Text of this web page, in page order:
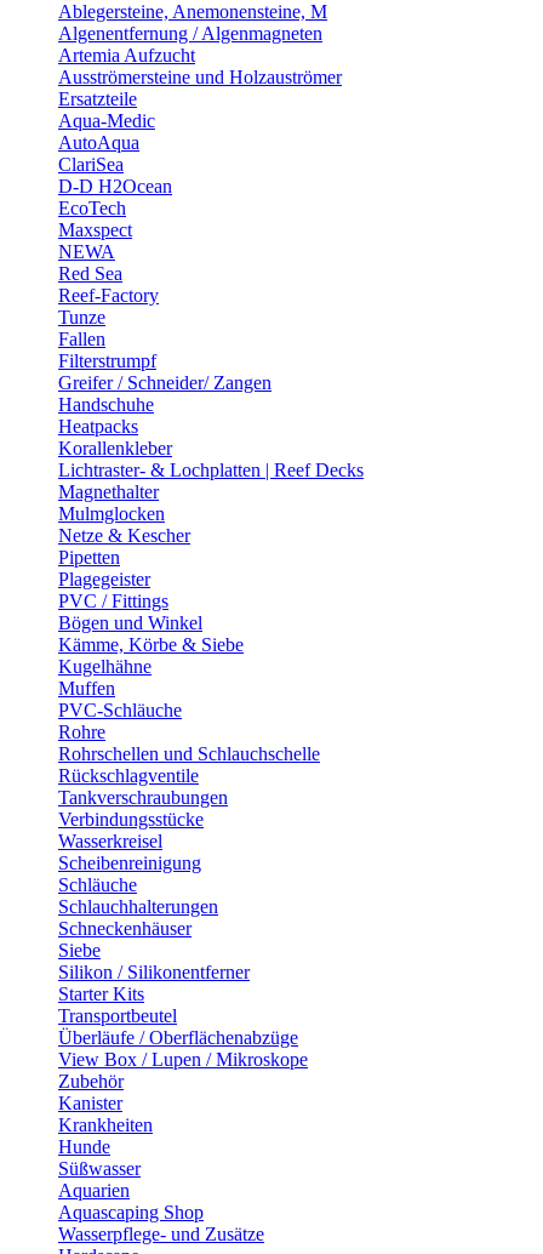
Ablegersteine, Anemonensteine, M
Algenentfernung / Algenmagneten
Artemia Aufzucht
Ausströmersteine und Holzauströmer
Ersatzteile
Aqua-Medic
AutoAqua
ClariSea
D-D H2Ocean
EcoTech
Maxspect
NEWA
Red Sea
Reef-Factory
Tunze
Fallen
Filterstrumpf
Greifer / Schneider/ Zangen
Handschuhe
Heatpacks
Korallenkleber
Lichtraster- & Lochplatten | Reef Decks
Magnethalter
Mulmglocken
Netze & Kescher
Pipetten
Plagegeister
PVC / Fittings
Bögen und Winkel
Kämme, Körbe & Siebe
Kugelhähne
Muffen
PVC-Schläuche
Rohre
Rohrschellen und Schlauchschelle
Rückschlagventile
Tankverschraubungen
Verbindungsstücke
Wasserkreisel
Scheibenreinigung
Schläuche
Schlauchhalterungen
Schneckenhäuser
Siebe
Silikon / Silikonentferner
Starter Kits
Transportbeutel
Überläufe / Oberflächenabzüge
View Box / Lupen / Mikroskope
Zubehör
Kanister
Krankheiten
Hunde
Süßwasser
Aquarien
Aquascaping Shop
Wasserpflege- und Zusätze